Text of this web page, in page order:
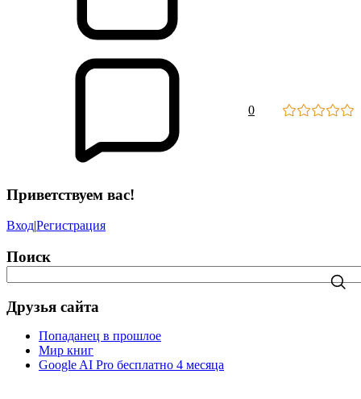
0
Приветствуем вас!
Вход|Регистрация
Поиск
Друзья сайта
Попаданец в прошлое
Мир книг
Google AI Pro бесплатно 4 месяца